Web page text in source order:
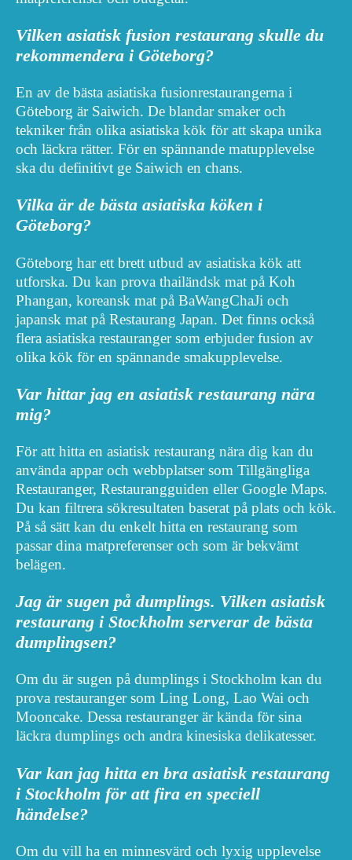
Vilken asiatisk fusion restaurang skulle du
rekommendera i Göteborg?
En av de bästa asiatiska fusionrestaurangerna i
Göteborg är Saiwich. De blandar smaker och
tekniker från olika asiatiska kök för att skapa unika
och läckra rätter. För en spännande matupplevelse
ska du definitivt ge Saiwich en chans.
Vilka är de bästa asiatiska köken i
Göteborg?
Göteborg har ett brett utbud av asiatiska kök att
utforska. Du kan prova thailändsk mat på Koh
Phangan, koreansk mat på BaWangChaJi och
japansk mat på Restaurang Japan. Det finns också
flera asiatiska restauranger som erbjuder fusion av
olika kök för en spännande smakupplevelse.
Var hittar jag en asiatisk restaurang nära
mig?
För att hitta en asiatisk restaurang nära dig kan du
använda appar och webbplatser som Tillgängliga
Restauranger, Restaurangguiden eller Google Maps.
Du kan filtrera sökresultaten baserat på plats och kök.
På så sätt kan du enkelt hitta en restaurang som
passar dina matpreferenser och som är bekvämt
belägen.
Jag är sugen på dumplings. Vilken asiatisk
restaurang i Stockholm serverar de bästa
dumplingsen?
Om du är sugen på dumplings i Stockholm kan du
prova restauranger som Ling Long, Lao Wai och
Mooncake. Dessa restauranger är kända för sina
läckra dumplings och andra kinesiska delikatesser.
Var kan jag hitta en bra asiatisk restaurang
i Stockholm för att fira en speciell
händelse?
Om du vill ha en minnesvärd och lyxig upplevelse